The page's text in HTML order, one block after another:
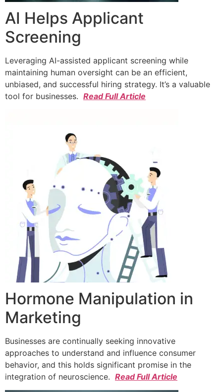
AI Helps Applicant
Screening
Leveraging AI-assisted applicant screening while
maintaining human oversight can be an efficient,
unbiased, and successful hiring strategy. It’s a valuable
tool for businesses. Read Full Article
Hormone Manipulation in
Marketing
Businesses are continually seeking innovative
approaches to understand and influence consumer
behavior, and this holds significant promise in the
integration of neuroscience. Read Full Article